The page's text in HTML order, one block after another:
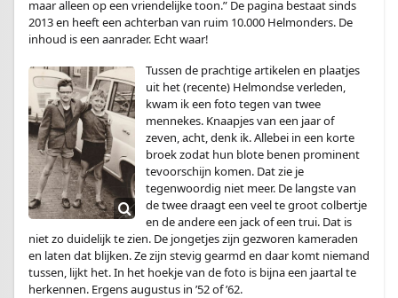
maar alleen op een vriendelijke toon.” De pagina bestaat sinds
2013 en heeft een achterban van ruim 10.000 Helmonders. De
inhoud is een aanrader. Echt waar!
Tussen de prachtige artikelen en plaatjes
uit het (recente) Helmondse verleden,
kwam ik een foto tegen van twee
mennekes. Knaapjes van een jaar of
zeven, acht, denk ik. Allebei in een korte
broek zodat hun blote benen prominent
tevoorschijn komen. Dat zie je
tegenwoordig niet meer. De langste van
de twee draagt een veel te groot colbertje
en de andere een jack of een trui. Dat is
niet zo duidelijk te zien. De jongetjes zijn gezworen kameraden
en laten dat blijken. Ze zijn stevig gearmd en daar komt niemand
tussen, lijkt het. In het hoekje van de foto is bijna een jaartal te
herkennen. Ergens augustus in ’52 of ’62.